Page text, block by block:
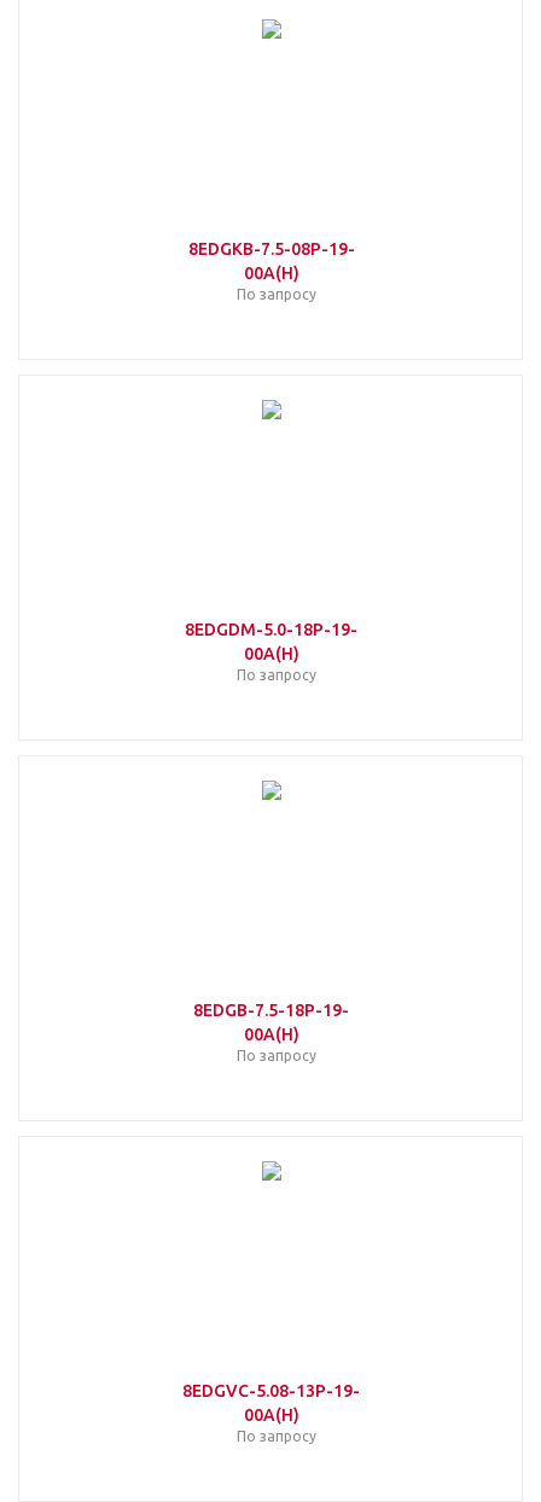
8EDGKB-7.5-08P-19-
00A(H)
По запросу
8EDGDM-5.0-18P-19-
00A(H)
По запросу
8EDGB-7.5-18P-19-
00A(H)
По запросу
8EDGVC-5.08-13P-19-
00A(H)
По запросу